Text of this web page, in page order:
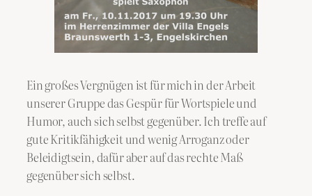
Ein großes Vergnügen ist für mich in der Arbeit
unserer Gruppe das Gespür für Wortspiele und
Humor, auch sich selbst gegenüber. Ich treffe auf
gute Kritikfähigkeit und wenig Arroganz oder
Beleidigtsein, dafür aber auf das rechte Maß
gegenüber sich selbst.